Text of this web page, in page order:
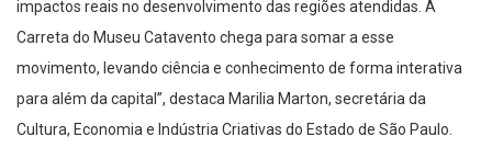
Carreta do Museu Catavento chega para somar a esse
movimento, levando ciência e conhecimento de forma interativa
para além da capital”, destaca Marilia Marton, secretária da
Cultura, Economia e Indústria Criativas do Estado de São Paulo.